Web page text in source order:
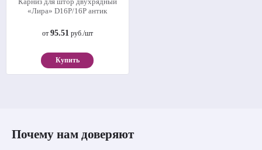
«Лира» D16Р/16Р антик
от 95.51 руб./шт
Купить
Почему нам доверяют